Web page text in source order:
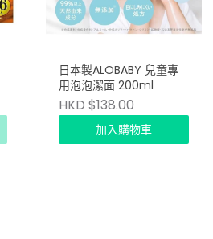
日本製ALOBABY 兒童專
用泡泡潔面 200ml
HKD $138.00
加入購物車